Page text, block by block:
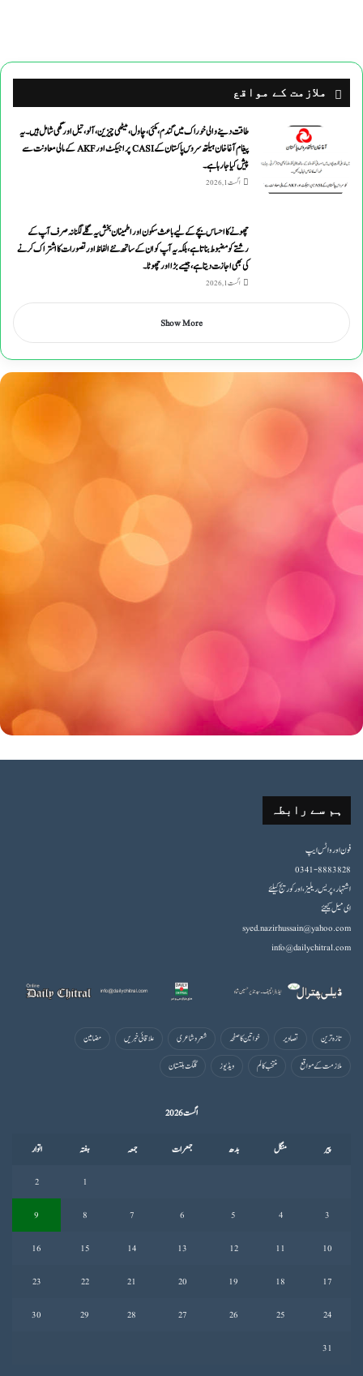
ملازمت کے مواقع
طاقت دینے والی خوراک میں گندم ،مکئی ،چاول،میٹھی چیزین ،آلو،تیل اورگھی شامل ہیں۔یہ
پیغام آغاخان ہیلتھ سروس پاکستان کے CASI پراجیکٹ اور AKF کے مالی معاونت سے
پیش کیاجارہاہے۔
اگست 1, 2026
چھونے کا احساس بچے کے لیے باعث سکون اور اطمینان بخش یہ گلے لگنا نہ صرف آپ کے
رشتے کو مضبوط بناتا ہے، بلکہ یہ آپ کو ان کے ساتھ نئے الفاظ اور تصورات کا اشتراک کرنے
کی بھی اجازت دیتا ہے ، جیسے بڑا اور چھوٹا۔
اگست 1, 2026
Show More
ہم سے رابطہ
فون اورواٹس ایپ
0341-8883828
اشتہار،پریس ریلیز، اور کوریج کیلئے
ای میل کیجئے
syed.nazirhussain@yahoo.com
info@dailychitral.com
تازہ ترین تصاویر خواتین کا صفحہ شعروشاعری علاقائی خبریں
مضامین
ملازمت کے مواقع
منتخب کالم ویڈیوز گلگت بلتستان
اگست 2026
پیر منگل بدھ جمعرات جمعہ ہفتہ اتوار
1
2
3
4
5
6
7
8
9
10
11
12
13
14
15
16
17
18
19
20
21
22
23
24
25
26
27
28
29
30
31